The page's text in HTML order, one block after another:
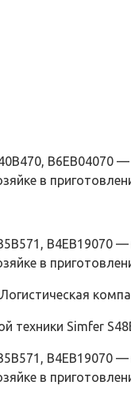
B6EB04070
в
B4EB19070
в
B4EB19070
в